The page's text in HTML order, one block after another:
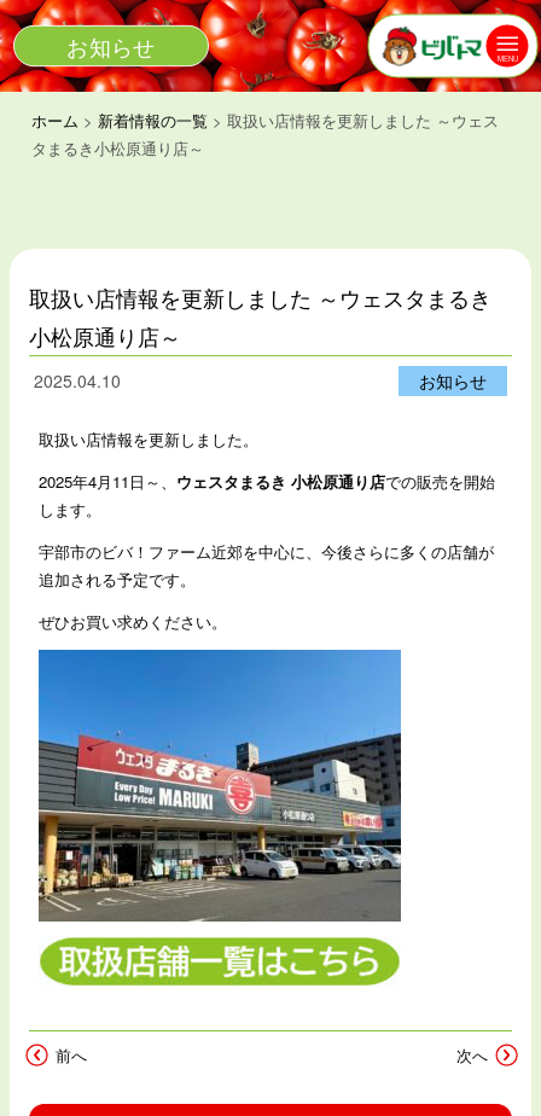
お知らせ MENU
ホーム > 新着情報の一覧 > 取扱い店情報を更新しました ～ウェス
タまるき小松原通り店～
取扱い店情報を更新しました ～ウェスタまるき
小松原通り店～
2025.04.10 お知らせ
取扱い店情報を更新しました。
2025年4月11日～、 ウェスタまるき 小松原通り店での販売を開始
します。
宇部市のビバ！ファーム近郊を中心に、今後さらに多くの店舗が
追加される予定です。
ぜひお買い求めください。
前へ 次へ